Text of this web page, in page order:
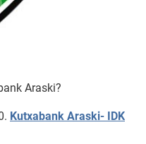
Araski?
Kutxabank Araski- IDK